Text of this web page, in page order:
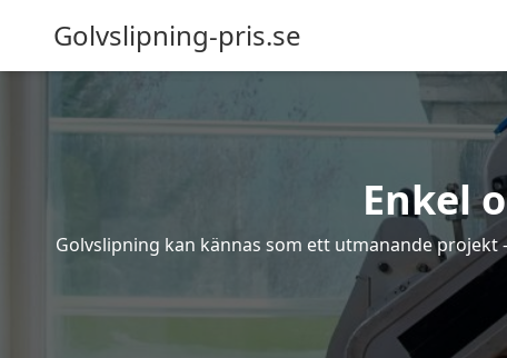
Golvslipning-pris.se
Enkel
Golvslipning kan kännas som ett utmanande